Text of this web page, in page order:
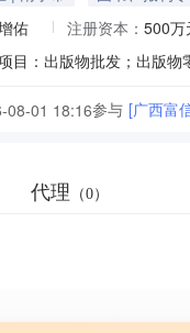
佑 注册资本： 500万
08-01 18:16参与 [广西富
代理 （0）